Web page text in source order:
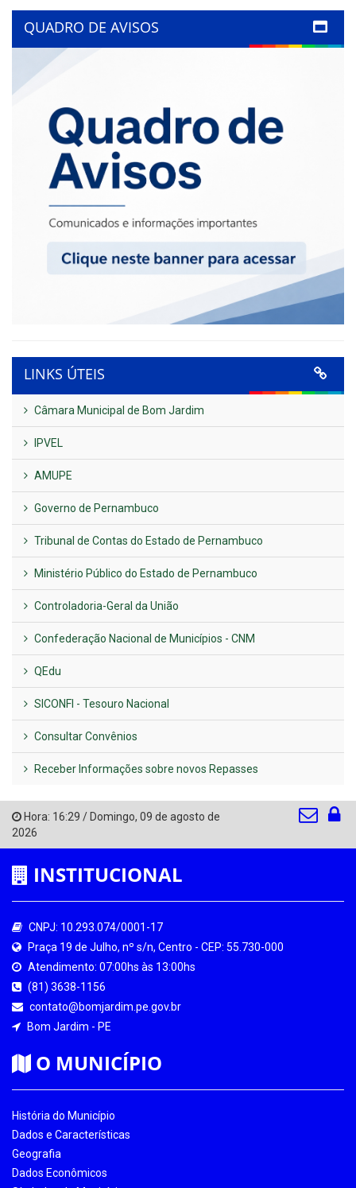
QUADRO DE AVISOS
LINKS ÚTEIS
Câmara Municipal de Bom Jardim
IPVEL
AMUPE
Governo de Pernambuco
Tribunal de Contas do Estado de Pernambuco
Ministério Público do Estado de Pernambuco
Controladoria-Geral da União
Confederação Nacional de Municípios - CNM
QEdu
SICONFI - Tesouro Nacional
Consultar Convênios
Receber Informações sobre novos Repasses
Hora: 16:29 / Domingo, 09 de agosto de
2026
INSTITUCIONAL
CNPJ: 10.293.074/0001-17
Praça 19 de Julho, nº s/n, Centro - CEP: 55.730-000
Atendimento: 07:00hs às 13:00hs
(81) 3638-1156
contato@bomjardim.pe.gov.br
Bom Jardim - PE
O MUNICÍPIO
História do Município
Dados e Características
Geografia
Dados Econômicos